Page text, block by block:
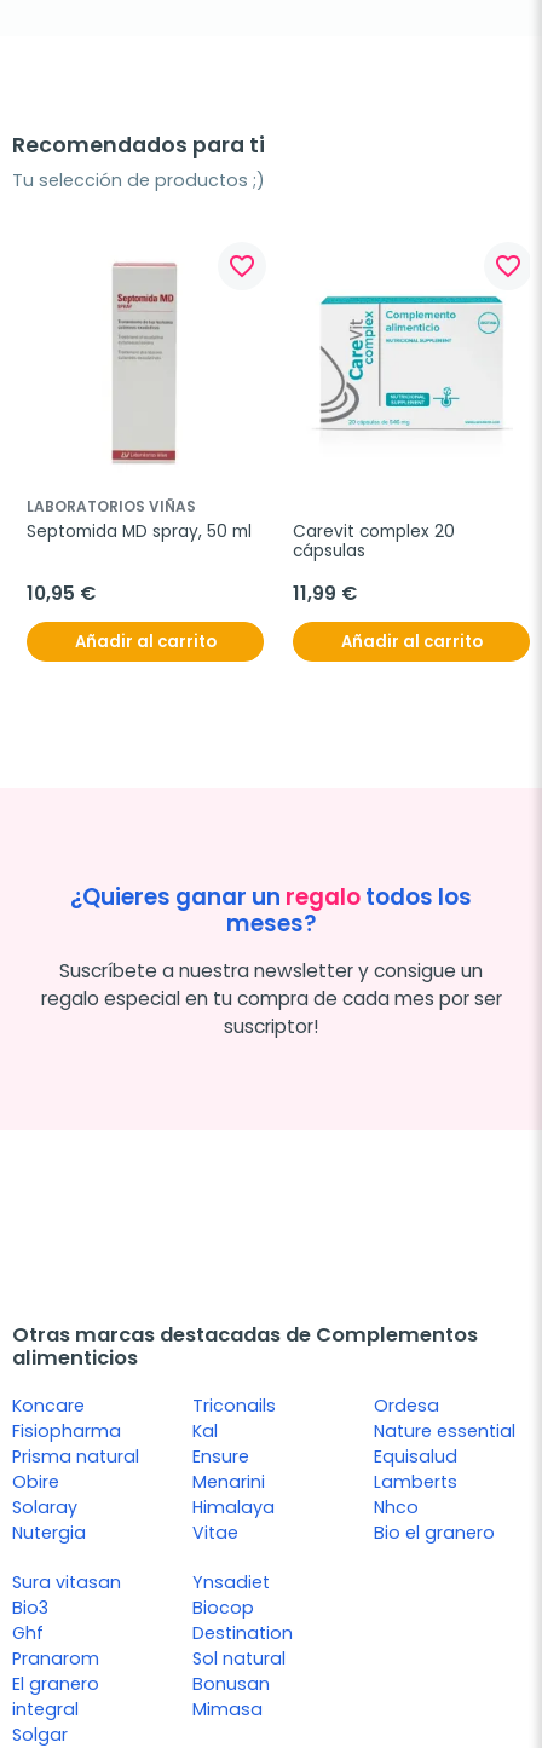
Recomendados para ti
Tu selección de productos ;)
favorite_border
LABORATORIOS VIÑAS
Septomida MD spray, 50 ml
10,95 €
Añadir al carrito
favorite_border
Carevit complex 20
cápsulas
11,99 €
Añadir al carrito
¿Quieres ganar un regalotodos los
meses?
Suscríbete a nuestra newsletter y consigue un
regalo especial en tu compra de cada mes por ser
suscriptor!
Otras marcas destacadas de Complementos
alimenticios
Koncare
Fisiopharma
Prisma natural
Obire
Solaray
Nutergia
Triconails
Kal
Ensure
Menarini
Himalaya
Vitae
Ordesa
Nature essential
Equisalud
Lamberts
Nhco
Bio el granero
Sura vitasan
Bio3
Ghf
Pranarom
El granero
integral
Solgar
Ynsadiet
Biocop
Destination
Sol natural
Bonusan
Mimasa